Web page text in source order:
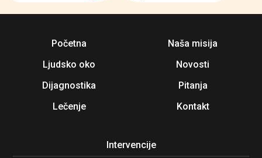
Početna
Ljudsko oko
Dijagnostika
Lečenje
Naša misija
Novosti
Pitanja
Kontakt
Intervencije